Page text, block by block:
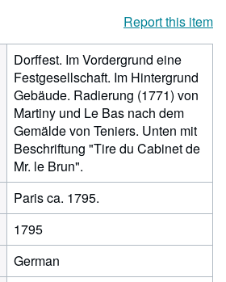
Report this item
Dorffest. Im Vordergrund eine
Festgesellschaft. Im Hintergrund
Gebäude. Radierung (1771) von
Martiny und Le Bas nach dem
Gemälde von Teniers. Unten mit
Beschriftung "Tire du Cabinet de
Mr. le Brun".
Paris ca. 1795.
1795
German